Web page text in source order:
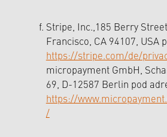
Stripe, Inc.,185 Berry
Francisco, CA 94107, USA
https://stripe.com/de/
micropayment GmbH,
69, D-12587 Berlin pod
https://
/